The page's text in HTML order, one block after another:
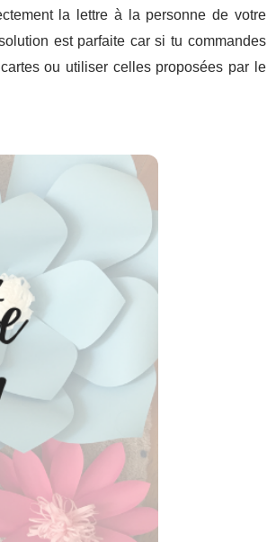
la lettre à la personne de votre
est parfaite car si tu commandes
ou utiliser celles proposées par le